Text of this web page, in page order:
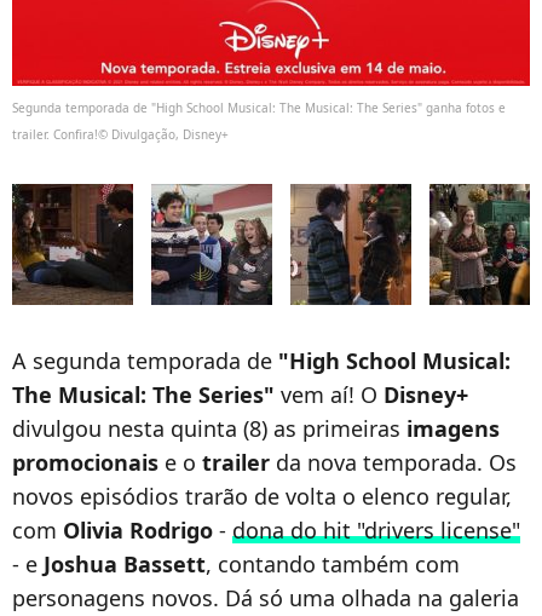
Segunda temporada de "High School Musical: The Musical: The Series" ganha fotos e
trailer. Confira!© Divulgação, Disney+
A segunda temporada de "High School Musical:
The Musical: The Series" vem aí! O Disney+
divulgou nesta quinta (8) as primeiras imagens
promocionais e o trailer da nova temporada. Os
novos episódios trarão de volta o elenco regular,
com Olivia Rodrigo - dona do hit "drivers license"
- e Joshua Bassett, contando também com
personagens novos. Dá só uma olhada na galeria